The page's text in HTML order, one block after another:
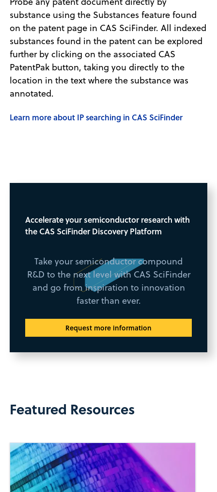
substance using the Substances feature found
on the patent page in CAS SciFinder. All indexed
substances found in the patent can be explored
further by clicking on the associated CAS
PatentPak button, taking you directly to the
location in the text where the substance was
annotated.
Learn more about IP searching in CAS SciFinder
Accelerate your semiconductor research with
the CAS SciFinder Discovery Platform
Take your semiconductor compound
R&D to the next level with CAS SciFinder
and go from inspiration to innovation
faster than ever.
Request more information
Featured Resources